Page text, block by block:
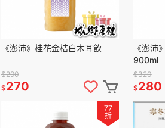
《澎沛》桂花金桔白木耳飲
$290
$270
《澎沛
900ml
$320
$280
77
折